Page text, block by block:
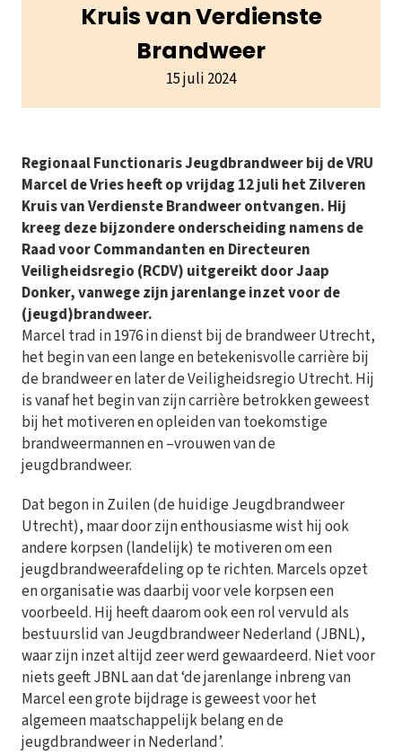
Kruis van Verdienste
Brandweer
15 juli 2024
Regionaal Functionaris Jeugdbrandweer bij de VRU
Marcel de Vries heeft op vrijdag 12 juli het Zilveren
Kruis van Verdienste Brandweer ontvangen. Hij
kreeg deze bijzondere onderscheiding namens de
Raad voor Commandanten en Directeuren
Veiligheidsregio (RCDV) uitgereikt door Jaap
Donker, vanwege zijn jarenlange inzet voor de
(jeugd)brandweer.
Marcel trad in 1976 in dienst bij de brandweer Utrecht,
het begin van een lange en betekenisvolle carrière bij
de brandweer en later de Veiligheidsregio Utrecht. Hij
is vanaf het begin van zijn carrière betrokken geweest
bij het motiveren en opleiden van toekomstige
brandweermannen en –vrouwen van de
jeugdbrandweer.
Dat begon in Zuilen (de huidige Jeugdbrandweer
Utrecht), maar door zijn enthousiasme wist hij ook
andere korpsen (landelijk) te motiveren om een
jeugdbrandweerafdeling op te richten. Marcels opzet
en organisatie was daarbij voor vele korpsen een
voorbeeld. Hij heeft daarom ook een rol vervuld als
bestuurslid van Jeugdbrandweer Nederland (JBNL),
waar zijn inzet altijd zeer werd gewaardeerd. Niet voor
niets geeft JBNL aan dat ‘de jarenlange inbreng van
Marcel een grote bijdrage is geweest voor het
algemeen maatschappelijk belang en de
jeugdbrandweer in Nederland’.